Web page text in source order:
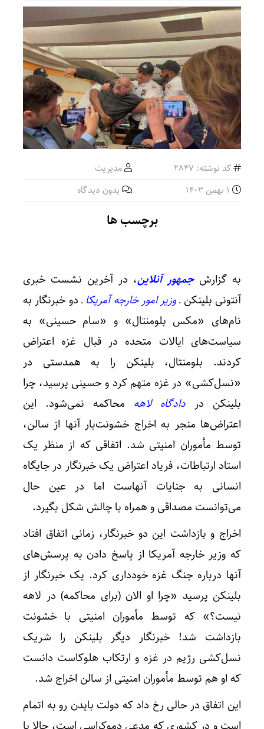
کد نوشته: 2847
مدیریت
بدون دیدگاه
برچسب ها
به گزارشجمهور آنلاین، در آخرین نشست خبری
آنتونی بلینکن ـوزیر امور خارجه آمریکا ـ دو خبرنگار به
نام‌های «مکس بلومنتال» و «سام حسینی» به
سیاست‌های ایالات متحده در قبال غزه اعتراض
کردند. بلومنتال، بلینکن را به همدستی در
«نسل‌کشی» در غزه متهم کرد و حسینی پرسید، چرا
بلینکن در دادگاه لاهه محاکمه نمی‌شود. این
اعتراض‌ها منجر به اخراج خشونت‌بار آنها از سالن،
توسط مأموران امنیتی شد. اتفاقی که از منظر یک
استاد ارتباطات، فریاد اعتراض یک خبرنگار در جایگاه
انسانی به جنایات آنهاست اما در عین حال
می‌توانست مصداقی و همراه با چالش شکل بگیرد.
اخراج و بازداشت این دو خبرنگار، زمانی اتفاق افتاد
که وزیر خارجه آمریکا از پاسخ دادن به پرسش‌های
آنها درباره جنگ غزه خودداری کرد. یک خبرنگار از
بلینکن پرسید «چرا او الان (برای محاکمه) در لاهه
نیست؟» که توسط مأموران امنیتی با خشونت
بازداشت شد! خبرنگار دیگر بلینکن را شریک
نسل‌کشی رژیم در غزه و ارتکاب هلوکاست دانست
که او هم توسط مأموران امنیتی از سالن اخراج شد.
این اتفاق در حالی رخ داد که دولت بایدن رو به اتمام